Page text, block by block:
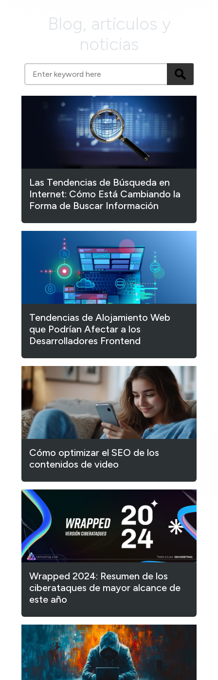
Blog, artículos y
noticias
Las Tendencias de Búsqueda en
Internet: Cómo Está Cambiando la
Forma de Buscar Información
Tendencias de Alojamiento Web
que Podrían Afectar a los
Desarrolladores Frontend
Cómo optimizar el SEO de los
contenidos de video
Wrapped 2024: Resumen de los
ciberataques de mayor alcance de
este año